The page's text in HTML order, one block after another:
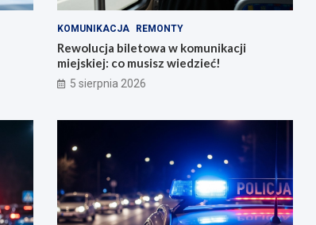
KOMUNIKACJA REMONTY
Rewolucja biletowa w komunikacji
miejskiej: co musisz wiedzieć!
5 sierpnia 2026